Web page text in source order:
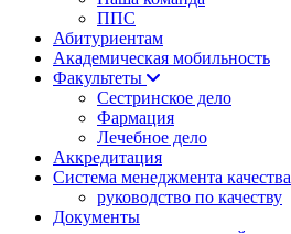
ППС
Абитуриентам
Академическая мобильность
Факультеты
Сестринское дело
Фармация
Лечебное дело
Аккредитация
Система менеджмента качества
руководство по качеству
Документы